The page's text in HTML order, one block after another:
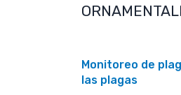
Monitoreo de
las plagas